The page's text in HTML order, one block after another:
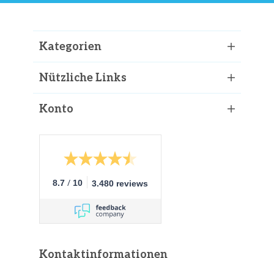
Kategorien
Nützliche Links
Konto
8.7 / 10 3.480 reviews
Kontaktinformationen